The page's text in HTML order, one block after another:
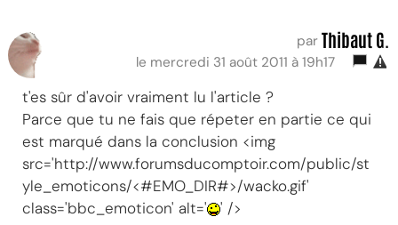
par Thibaut G.
le mercredi 31 août 2011 à 19h17
t'es sûr d'avoir vraiment lu l'article ?
Parce que tu ne fais que répeter en partie ce qui
est marqué dans la conclusion <img
src='http://www.forumsducomptoir.com/public/st
yle_emoticons/<#EMO_DIR#>/wacko.gif'
class='bbc_emoticon' alt='
' />